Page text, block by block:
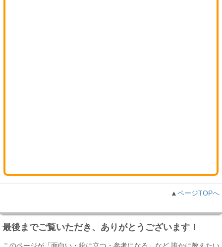
▲ページTOPへ
最後までご覧いただき、ありがとうございます！